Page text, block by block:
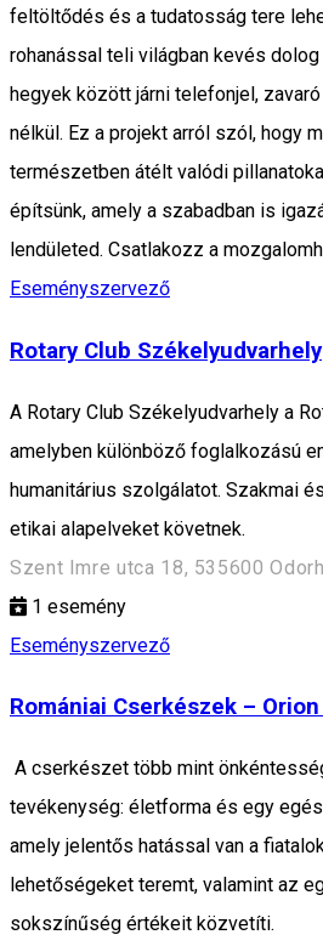
feltöltődés és a tudatosság tere
rohanással teli világban kevés
hegyek között járni telefonjel,
nélkül. Ez a projekt arról szól, hogy
természetben átélt valódi
építsünk, amely a szabadban is
lendületed. Csatlakozz a
Eseményszervező
Rotary Club Székelyudvarhely
A Rotary Club Székelyudvarhely a
amelyben különböző foglalkozású
humanitárius szolgálatot. Szakmai
etikai alapelveket követnek.
Szent Imre utca 18, 535600
1 esemény
Eseményszervező
Romániai Cserkészek –
A cserkészet több mint
tevékenység: életforma és egy
amely jelentős hatással van a
lehetőségeket teremt, valamint az
sokszínűség értékeit közvetíti.